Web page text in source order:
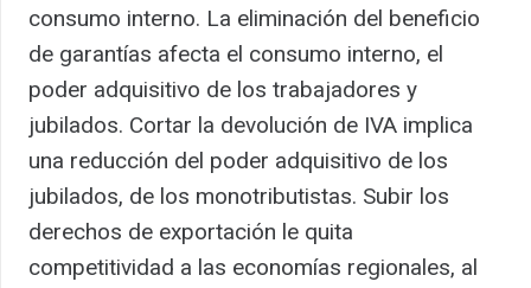
consumo interno. La eliminación del beneficio
de garantías afecta el consumo interno, el
poder adquisitivo de los trabajadores y
jubilados. Cortar la devolución de IVA implica
una reducción del poder adquisitivo de los
jubilados, de los monotributistas. Subir los
derechos de exportación le quita
competitividad a las economías regionales, al